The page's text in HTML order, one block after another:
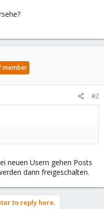
member
#2
neuen Usern gehen Posts
dann freigeschalten.
to reply here.